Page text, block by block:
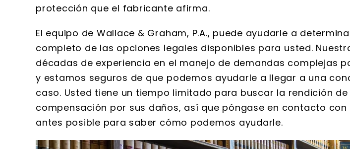
protección que el fabricante afirma.
El equipo de Wallace & Graham, P.A., puede ayudarle a
completo de las opciones legales disponibles para usted.
décadas de experiencia en el manejo de demandas complejas
y estamos seguros de que podemos ayudarle a llegar a una
caso. Usted tiene un tiempo limitado para buscar la rendición
compensación por sus daños, así que póngase en contacto
antes posible para saber cómo podemos ayudarle.